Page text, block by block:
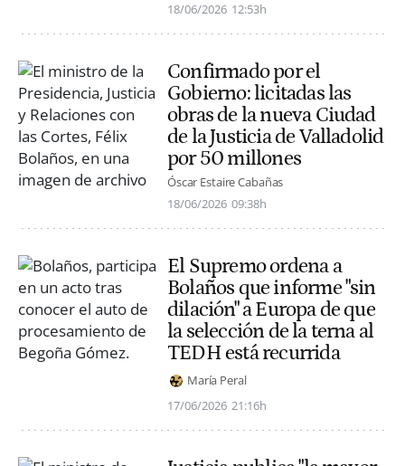
18/06/2026 12:53h
Confirmado por el
Gobierno: licitadas las
obras de la nueva Ciudad
de la Justicia de Valladolid
por 50 millones
Óscar Estaire Cabañas
18/06/2026 09:38h
El Supremo ordena a
Bolaños que informe "sin
dilación" a Europa de que
la selección de la terna al
TEDH está recurrida
María Peral
17/06/2026 21:16h